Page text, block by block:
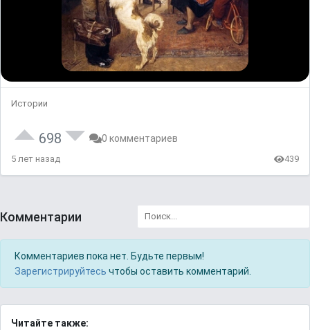
Истории
698 0 комментариев
5 лет назад 439
Комментарии
Комментариев пока нет. Будьте первым!
Зарегистрируйтесь чтобы оставить комментарий.
Читайте также: